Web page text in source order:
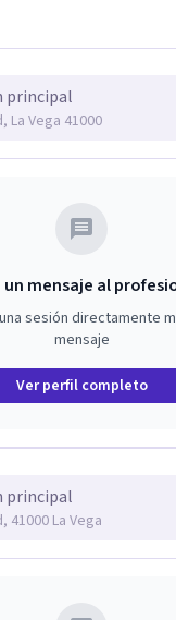
principal
La Vega 41000
un mensaje al
sesión directamente
mensaje
Ver perfil completo
principal
41000 La Vega